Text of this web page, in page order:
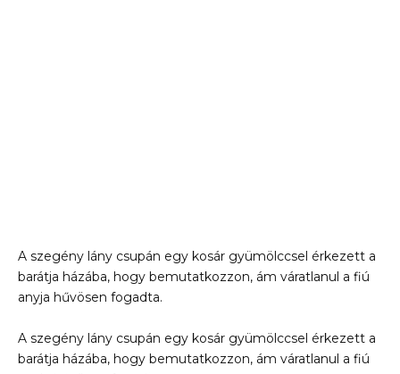
A szegény lány csupán egy kosár gyümölccsel érkezett a
barátja házába, hogy bemutatkozzon, ám váratlanul a fiú
anyja hűvösen fogadta.
A szegény lány csupán egy kosár gyümölccsel érkezett a
barátja házába, hogy bemutatkozzon, ám váratlanul a fiú